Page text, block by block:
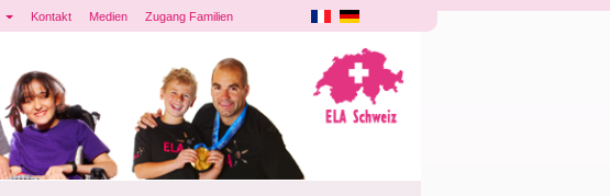
Kontakt Medien Zugang Familien